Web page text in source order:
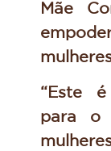
Mãe
“Este
para o